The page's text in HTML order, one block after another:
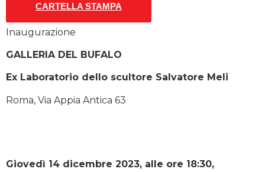
CARTELLA STAMPA
Inaugurazione
GALLERIA DEL BUFALO
Ex Laboratorio dello scultore Salvatore Meli
Roma, Via Appia Antica 63
Giovedì 14 dicembre 2023, alle ore 18:30,